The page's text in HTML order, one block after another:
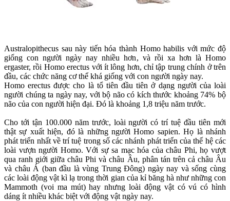
Australopithecus sau này tiến hóa thành Homo habilis với mức độ
giống con người ngày nay nhiều hơn, và rồi xa hơn là Homo
ergaster, rồi Homo erectus với ít lông hơn, chỉ tập trung chính ở trên
đầu, các chức năng cơ thể khá giống với con người ngày nay.
Homo erectus được cho là tổ tiên đầu tiên ở dạng người của loài
người chúng ta ngày nay, với bộ não có kích thước khoảng 74% bộ
não của con người hiện đại. Đó là khoảng 1,8 triệu năm trước.
Cho tới tận 100.000 năm trước, loài người có trí tuệ đầu tiên mới
thật sự xuất hiện, đó là những người Homo sapien. Họ là nhánh
phát triển nhất về trí tuệ trong số các nhánh phát triển của thế hệ các
loài vượn người Homo. Với sự sa mạc hóa của châu Phi, họ vượt
qua ranh giới giữa châu Phi và châu Âu, phân tán trên cả châu Âu
và châu Á (ban đầu là vùng Trung Đông) ngày nay và sống cùng
các loài động vật kì lạ trong thời gian của kỉ băng hà như những con
Mammoth (voi ma mút) hay nhưng loài động vật có vú có hình
dáng ít nhiều khác biệt với động vật ngày nay.